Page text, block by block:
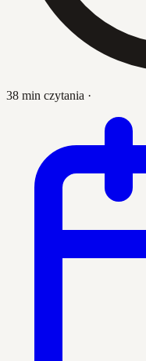
38 min czytania ·